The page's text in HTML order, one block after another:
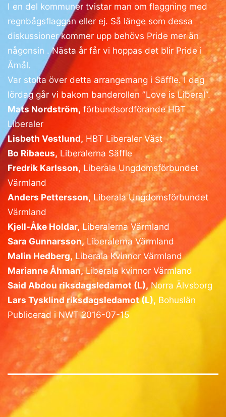
I en del kommuner tvistar man om flaggning med
regnbågsflaggan eller ej. Så länge som dessa
diskussioner kommer upp behövs Pride mer än
någonsin . Nästa år får vi hoppas det blir Pride i
Åmål.
Var stolta över detta arrangemang i Säffle. I dag
lördag går vi bakom banderollen ”Love is Liberal”.
Mats Nordström, förbundsordförande HBT
Liberaler
Lisbeth Vestlund, HBT Liberaler Väst
Bo Ribaeus, Liberalerna Säffle
Fredrik Karlsson, Liberala Ungdomsförbundet
Värmland
Anders Pettersson, Liberala Ungdomsförbundet
Värmland
Kjell-Åke Holdar, Liberalerna Värmland
Sara Gunnarsson, Liberalerna Värmland
Malin Hedberg, Liberala Kvinnor Värmland
Marianne Åhman,Liberala kvinnor Värmland
Said Abdou riksdagsledamot (L),Norra Älvsborg
Lars Tysklind riksdagsledamot (L), Bohuslän
Publicerad i NWT 2016-07-15